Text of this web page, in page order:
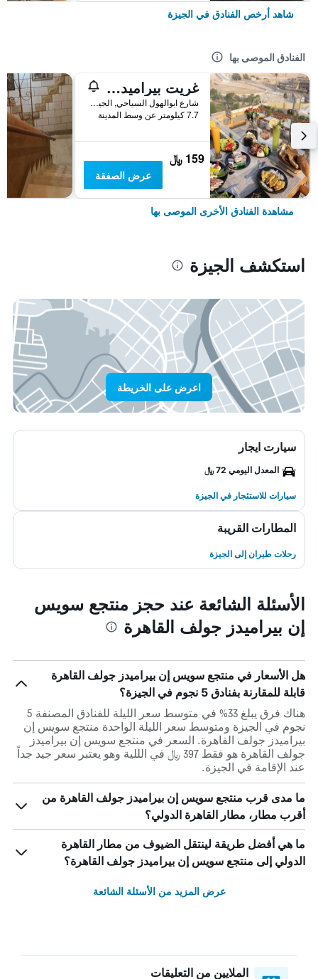
شاهد أرخص الفنادق في الجيزة
الفنادق الموصى بها
غريت بيراميد ان
شارع ابوالهول السياحي, الجيزة, مصر
7.7 كيلومتر عن وسط المدينة
159 ﷼
عرض الصفقة
مشاهدة الفنادق الأخرى الموصى بها
استكشف الجيزة
اعرض على الخريطة
سيارت ايجار
المعدل اليومي 72 ﷼
سيارات للاستئجار في الجيزة
المطارات القريبة
رحلات طيران إلى الجيزة
الأسئلة الشائعة عند حجز منتجع سويس
إن بيراميدز جولف القاهرة
هل الأسعار في منتجع سويس إن بيراميدز جولف القاهرة
قابلة للمقارنة بفنادق 5 نجوم في الجيزة؟
هناك فرق يبلغ 33% في متوسط ​​سعر الليلة للفنادق المصنفة 5
نجوم في الجيزة ومتوسط ​​سعر الليلة الواحدة منتجع سويس إن
بيراميدز جولف القاهرة. السعر في منتجع سويس إن بيراميدز
جولف القاهرة هو فقط 397 ﷼ في الللية وهو يعتبر سعر جيد جداً
عند الإقامة في الجيزة.
ما مدى قرب منتجع سويس إن بيراميدز جولف القاهرة من
أقرب مطار، مطار القاهرة الدولي؟
ما هي أفضل طريقة لينتقل الضيوف من مطار القاهرة
الدولي إلى منتجع سويس إن بيراميدز جولف القاهرة؟
عرض المزيد من الأسئلة الشائعة
الملايين من التعليقات